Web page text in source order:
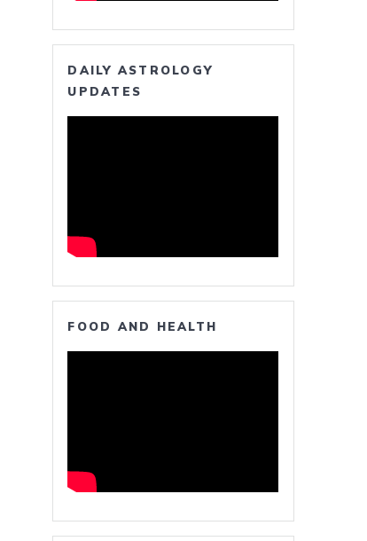
DAILY ASTROLOGY
UPDATES
FOOD AND HEALTH